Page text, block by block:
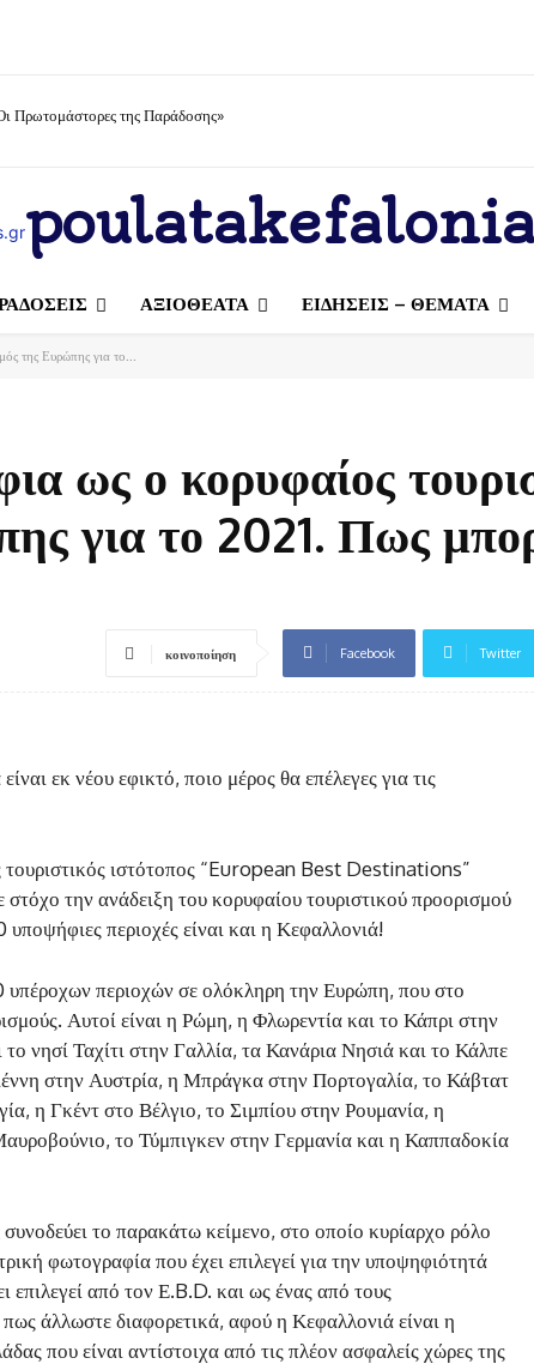
Πρωτομάστορες της Παράδοσης»
ΑΞΙΟΘΕΑΤΑ ΕΙΔΗΣΕΙΣ – ΘΕΜΑΤΑ
της Ευρώπης για το...
ως ο κορυφαίος
για το 2021. Πως
κοινοποίηση Facebook Twitter
εκ νέου εφικτό, ποιο μέρος θα επέλεγες για τις
ιστότοπος “European Best Destinations”
την ανάδειξη του κορυφαίου τουριστικού προορισμού
περιοχές είναι και η Κεφαλλονιά!
υπέροχων περιοχών σε ολόκληρη την Ευρώπη, που στο
Αυτοί είναι η Ρώμη, η Φλωρεντία και το Κάπρι στην
νησί Ταχίτι στην Γαλλία, τα Κανάρια Νησιά και το Κάλπε
στην Αυστρία, η Μπράγκα στην Πορτογαλία, το Κάβτατ
η Γκέντ στο Βέλγιο, το Σιμπίου στην Ρουμανία, η
το Τύμπιγκεν στην Γερμανία και η Καππαδοκία
το παρακάτω κείμενο, στο οποίο κυρίαρχο ρόλο
φωτογραφία που έχει επιλεγεί για την υποψηφιότητά
από τον Ε.B.D. και ως ένας από τους
άλλωστε διαφορετικά, αφού η Κεφαλλονιά είναι η
που είναι αντίστοιχα από τις πλέον ασφαλείς χώρες της